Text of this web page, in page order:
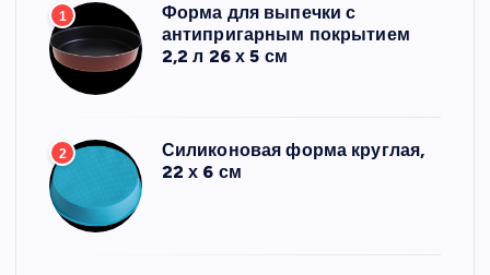
1
Форма для выпечки с
антипригарным покрытием
2,2 л 26 х 5 см
2
Силиконовая форма круглая,
22 х 6 см